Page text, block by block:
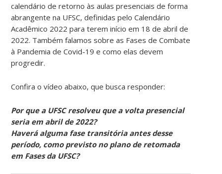
calendário de retorno às aulas presenciais de forma
abrangente na UFSC, definidas pelo Calendário
Acadêmico 2022 para terem início em 18 de abril de
2022. Também falamos sobre as Fases de Combate
à Pandemia de Covid-19 e como elas devem
progredir.
Confira o vídeo abaixo, que busca responder:
Por que a UFSC resolveu que a volta presencial
seria em abril de 2022?
Haverá alguma fase transitória antes desse
período, como previsto no plano de retomada
em Fases da UFSC?